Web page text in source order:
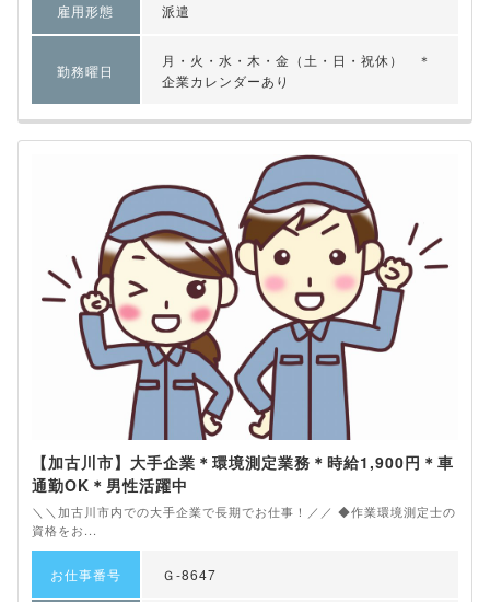
雇用形態 派遣
勤務曜日
月・火・水・木・金（土・日・祝休） ＊
企業カレンダーあり
【加古川市】大手企業＊環境測定業務＊時給1,900円＊車
通勤OK＊男性活躍中
＼＼加古川市内での大手企業で長期でお仕事！／／ ◆作業環境測定士の
資格をお...
お仕事番号 Ｇ-8647